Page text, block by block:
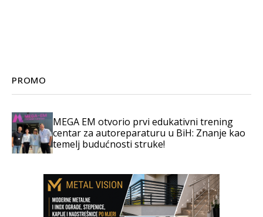
PROMO
MEGA EM otvorio prvi edukativni trening
centar za autoreparaturu u BiH: Znanje kao
temelj budućnosti struke!